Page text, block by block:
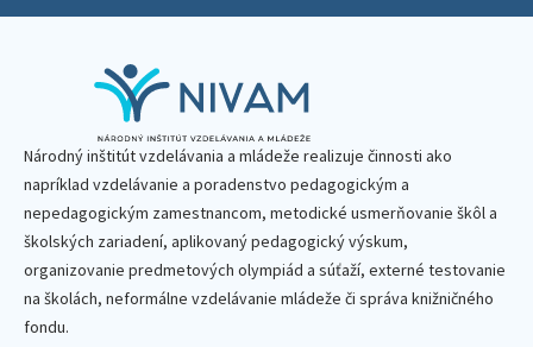
Národný inštitút vzdelávania a mládeže realizuje činnosti ako
napríklad vzdelávanie a poradenstvo pedagogickým a
nepedagogickým zamestnancom, metodické usmerňovanie škôl a
školských zariadení, aplikovaný pedagogický výskum,
organizovanie predmetových olympiád a súťaží, externé testovanie
na školách, neformálne vzdelávanie mládeže či správa knižničného
fondu.